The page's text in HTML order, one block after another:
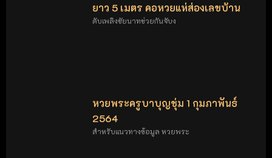
ยาว 5 เมตร คอหวยแห่ส่องเลขบ้าน
ดับเพลิงชัยนาทช่วยกันจับง
หวยพระครูบาบุญชุ่ม 1 กุมภาพันธ์
2564
สำหรับแนวทางข้อมูล หวยพระ